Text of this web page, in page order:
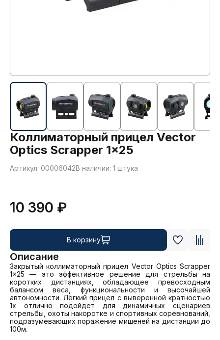
Коллиматорный прицел Vector
Optics Scrapper 1x25
Артикул: 00006042В наличии: 1 штука
10 390 ₽
В корзину
Описание
Закрытый коллиматорный прицел Vector Optics Scrapper
1x25 — это эффективное решение для стрельбы на
коротких дистанциях, обладающее превосходным
балансом веса, функциональности и высочайшей
автономности. Лёгкий прицел с выверенной кратностью
1х отлично подойдёт для динамичных сценариев
стрельбы, охоты накоротке и спортивных соревнований,
подразумевающих поражение мишеней на дистанции до
100м.